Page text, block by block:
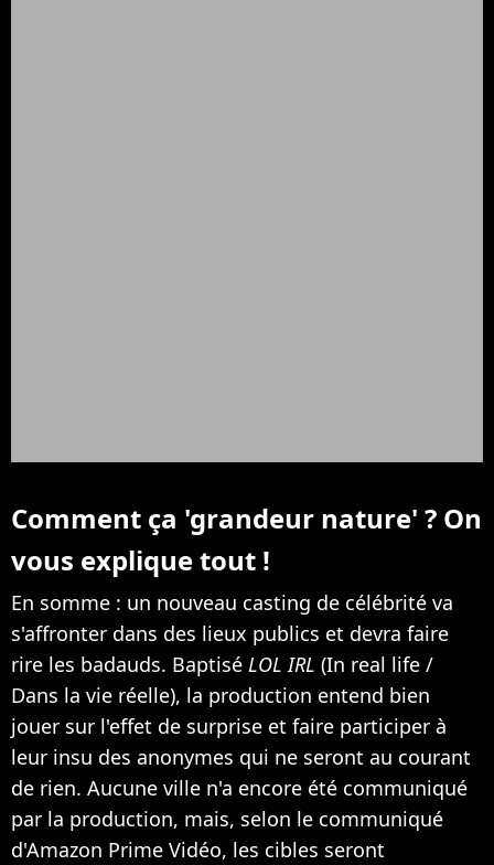
Comment ça 'grandeur nature' ? On
vous explique tout !
En somme : un nouveau casting de célébrité va
s'affronter dans des lieux publics et devra faire
rire les badauds. Baptisé LOL IRL (In real life /
Dans la vie réelle), la production entend bien
jouer sur l'effet de surprise et faire participer à
leur insu des anonymes qui ne seront au courant
de rien. Aucune ville n'a encore été communiqué
par la production, mais, selon le communiqué
d'Amazon Prime Vidéo, les cibles seront